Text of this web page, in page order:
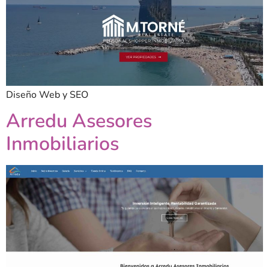
Diseño Web y SEO
Arredu Asesores
Inmobiliarios